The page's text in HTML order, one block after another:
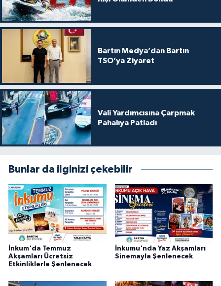
Bartın Medya’dan Bartın
TSO’ya Ziyaret
Vali Yardımcısına Çarpmak
Pahalıya Patladı
Bunlar da ilginizi çekebilir
İnkum'da Temmuz
Akşamları Ücretsiz
Etkinliklerle Şenlenecek
İnkumu'nda Yaz Akşamları
Sinemayla Şenlenecek